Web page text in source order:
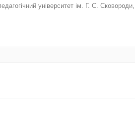
університет ім. Г. С. Сковороди,